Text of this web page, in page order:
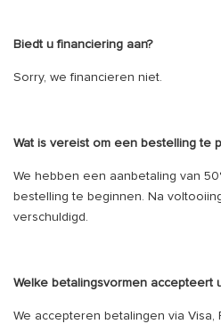
Biedt u financiering aan?
Sorry, we financieren niet.
Wat is vereist om een ​​bestelling te
We hebben een aanbetaling van
bestelling te beginnen. Na
verschuldigd.
Welke betalingsvormen accepteert
We accepteren betalingen via Visa,